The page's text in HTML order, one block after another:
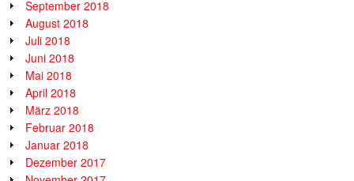
September 2018
August 2018
Juli 2018
Juni 2018
Mai 2018
April 2018
März 2018
Februar 2018
Januar 2018
Dezember 2017